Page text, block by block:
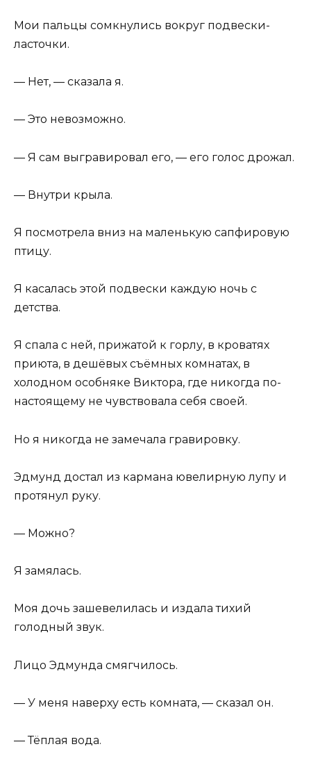
Мои пальцы сомкнулись вокруг подвески-
ласточки.
— Нет, — сказала я.
— Это невозможно.
— Я сам выгравировал его, — его голос дрожал.
— Внутри крыла.
Я посмотрела вниз на маленькую сапфировую
птицу.
Я касалась этой подвески каждую ночь с
детства.
Я спала с ней, прижатой к горлу, в кроватях
приюта, в дешёвых съёмных комнатах, в
холодном особняке Виктора, где никогда по-
настоящему не чувствовала себя своей.
Но я никогда не замечала гравировку.
Эдмунд достал из кармана ювелирную лупу и
протянул руку.
— Можно?
Я замялась.
Моя дочь зашевелилась и издала тихий
голодный звук.
Лицо Эдмунда смягчилось.
— У меня наверху есть комната, — сказал он.
— Тёплая вода.